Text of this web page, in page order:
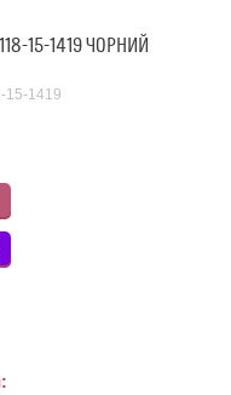
15-1419 ЧОРНИЙ
15-1419